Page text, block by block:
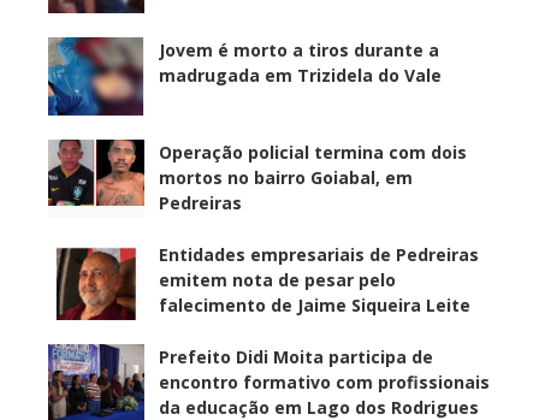
Jovem é morto a tiros durante a
madrugada em Trizidela do Vale
Operação policial termina com dois
mortos no bairro Goiabal, em
Pedreiras
Entidades empresariais de Pedreiras
emitem nota de pesar pelo
falecimento de Jaime Siqueira Leite
Prefeito Didi Moita participa de
encontro formativo com profissionais
da educação em Lago dos Rodrigues